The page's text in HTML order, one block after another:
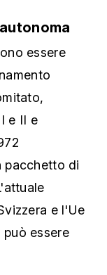
essere
e II e
pacchetto di
e l'Ue
può essere